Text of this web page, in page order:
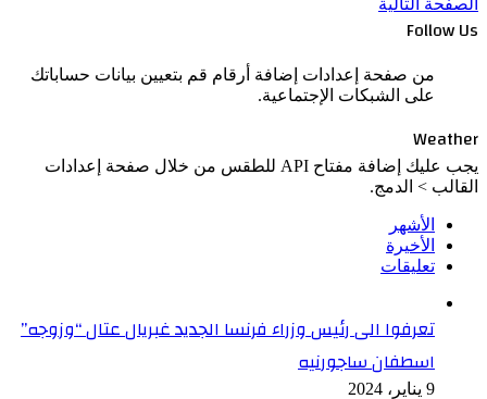
الصفحة التالية
Follow Us
من صفحة إعدادات إضافة أرقام قم بتعيين بيانات حساباتك
على الشبكات الإجتماعية.
Weather
يجب عليك إضافة مفتاح API للطقس من خلال صفحة إعدادات
القالب > الدمج.
الأشهر
الأخيرة
تعليقات
تعرفوا الى رئيس وزراء فرنسا الجديد غبريال عتال “وزوجه”
اسطفان ساجورنيه
9 يناير، 2024